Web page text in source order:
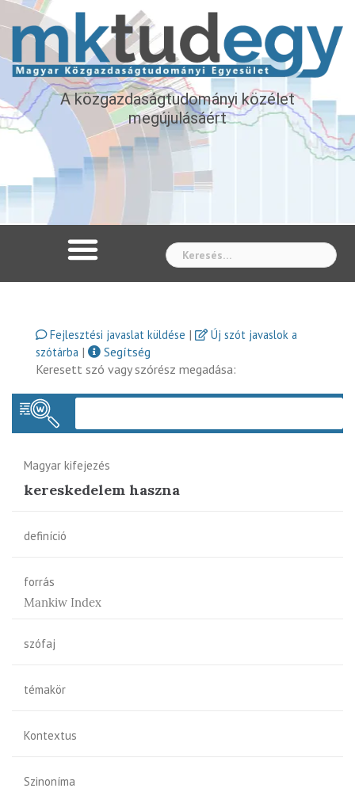
A közgazdaságtudományi közélet
megújulásáért
Fejlesztési javaslat küldése |
Új szót javaslok a
szótárba |
Segítség
Keresett szó vagy szórész megadása:
Magyar kifejezés
kereskedelem haszna
definíció
forrás
Mankiw Index
szófaj
témakör
Kontextus
Szinoníma